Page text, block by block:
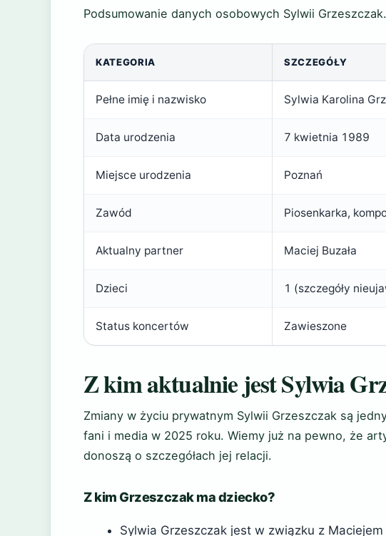
Podsumowanie danych osobowych Sylwii Grzeszczak.
KATEGORIA SZCZEGÓŁY
Pełne imię i nazwisko Sylwia Karolina
Data urodzenia 7 kwietnia 1989
Miejsce urodzenia Poznań
Zawód Piosenkarka,
Aktualny partner Maciej Buzała
Dzieci 1 (szczegóły
Status koncertów Zawieszone
Z kim aktualnie jest Sylwia
Zmiany w życiu prywatnym Sylwii Grzeszczak są
fani i media w 2025 roku. Wiemy już na pewno, że
donoszą o szczegółach jej relacji.
Z kim Grzeszczak ma dziecko?
Sylwia Grzeszczak jest w związku z